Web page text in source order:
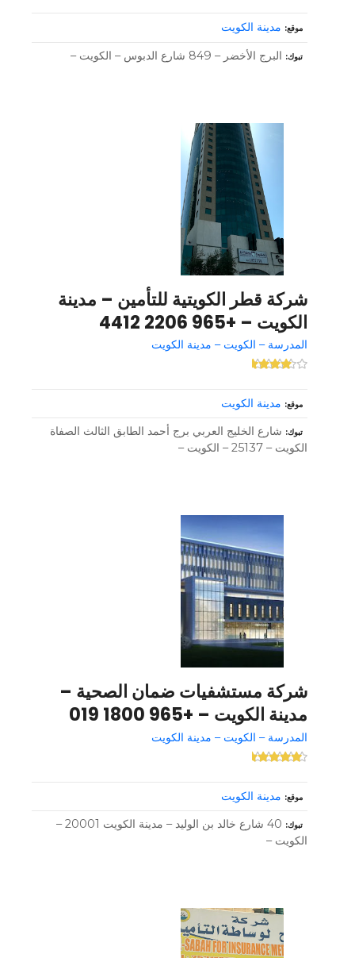
موقع مدينة الكويت
تبوك البرج الأخضر – 849 شارع الدبوس – الكويت –
شركة قطر الكويتية للتأمين – مدينة
الكويت – +965 2206 4412
المدرسة – الكويت – مدينة الكويت
موقع مدينة الكويت
تبوك
شارع الخليج العربي برج أحمد الطابق الثالث الصفاة
الكويت – 25137 – الكويت –
شركة مستشفيات ضمان الصحية –
مدينة الكويت – +965 1800 019
المدرسة – الكويت – مدينة الكويت
موقع مدينة الكويت
تبوك
40 شارع خالد بن الوليد – مدينة الكويت 20001 –
الكويت –